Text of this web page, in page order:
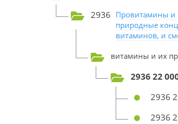
2936 Провитамины и
природные
витаминов, и
витамины и их
2936 22
2936
2936